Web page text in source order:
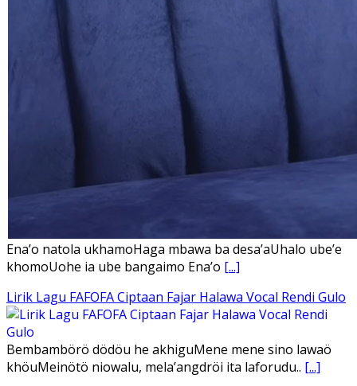
Ena’o natola ukhamoHaga mbawa ba desa’aUhalo ube’e
khomoUohe ia ube bangaimo Ena’o [...]
Lirik Lagu FAFOFA Ciptaan Fajar Halawa Vocal Rendi Gulo
Bembambörö dödöu he akhiguMene mene sino lawaö
khöuMeinötö niowalu, mela’angdröi ita laforudu.. [...]